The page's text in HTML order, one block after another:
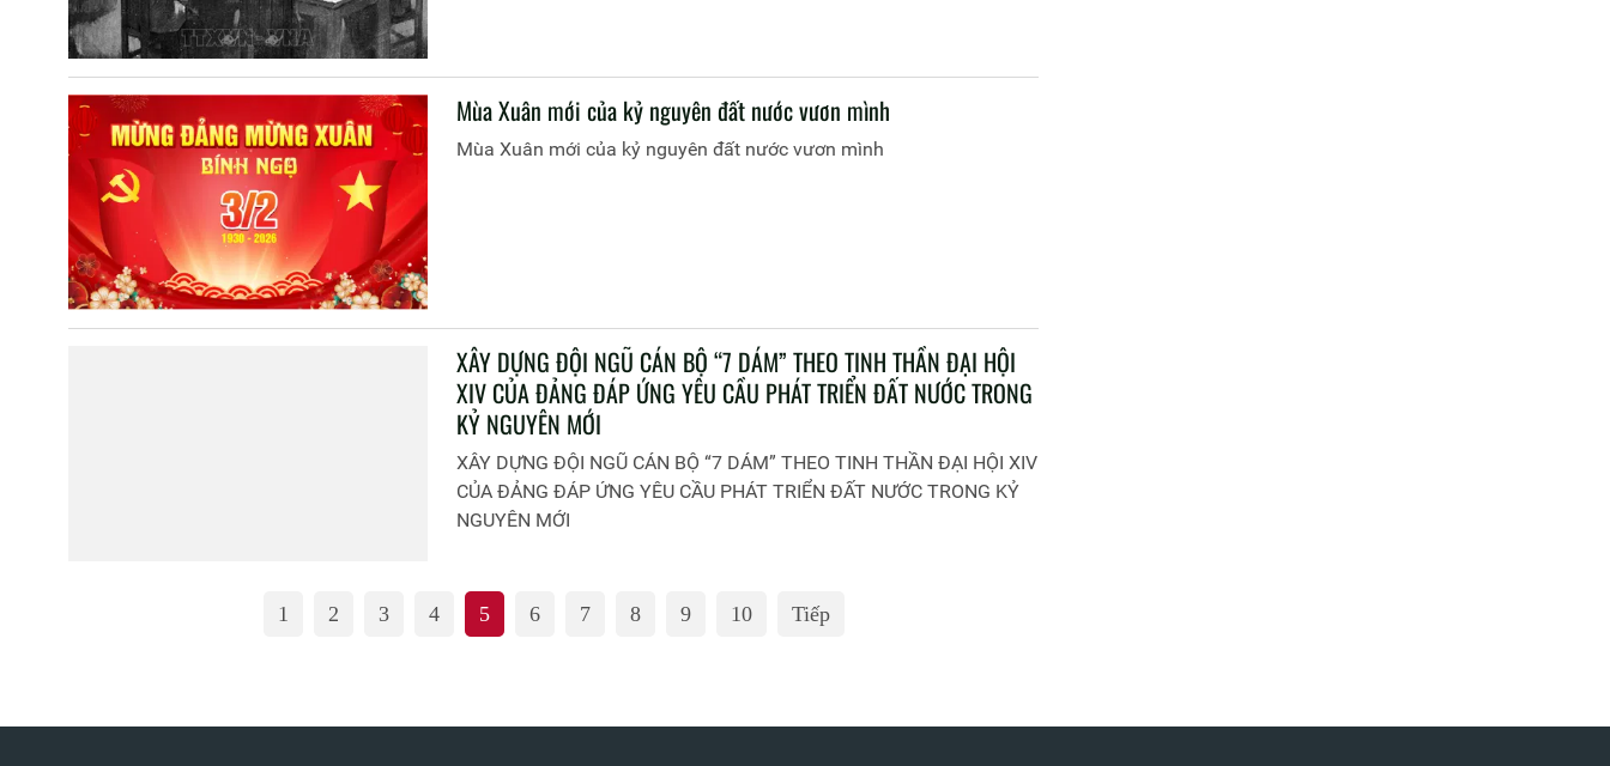
Mùa Xuân mới của kỷ nguyên đất nước vươn mình
Mùa Xuân mới của kỷ nguyên đất nước vươn mình
XÂY DỰNG ĐỘI NGŨ CÁN BỘ “7 DÁM” THEO TINH THẦN ĐẠI HỘI
XIV CỦA ĐẢNG ĐÁP ỨNG YÊU CẦU PHÁT TRIỂN ĐẤT NƯỚC TRONG
KỶ NGUYÊN MỚI
XÂY DỰNG ĐỘI NGŨ CÁN BỘ “7 DÁM” THEO TINH THẦN ĐẠI HỘI XIV
CỦA ĐẢNG ĐÁP ỨNG YÊU CẦU PHÁT TRIỂN ĐẤT NƯỚC TRONG KỶ
NGUYÊN MỚI
1 2 3 4 5 6 7 8 9 10 Tiếp